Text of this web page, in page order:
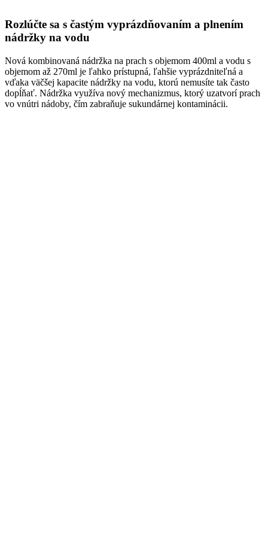
Rozlúčte sa s častým vyprázdňovaním a plnením
nádržky na vodu
Nová kombinovaná nádržka na prach s objemom 400ml a vodu s
objemom až 270ml je ľahko prístupná, ľahšie vyprázdniteľná a
vďaka väčšej kapacite nádržky na vodu, ktorú nemusíte tak často
dopĺňať. Nádržka využíva nový mechanizmus, ktorý uzatvorí prach
vo vnútri nádoby, čím zabraňuje sukundárnej kontaminácii.